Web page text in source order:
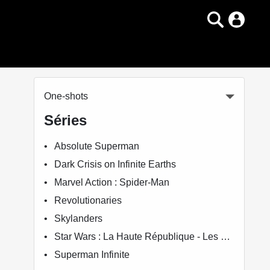
One-shots
Séries
Absolute Superman
Dark Crisis on Infinite Earths
Marvel Action : Spider-Man
Revolutionaries
Skylanders
Star Wars : La Haute République - Les aventures
Superman Infinite